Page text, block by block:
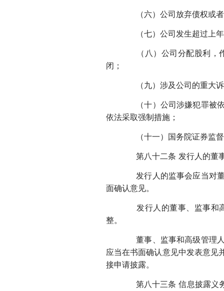
（六）公司放弃债权或者
（七）公司发生超过上年
（八）公司分配股利，作
闭；
（九）涉及公司的重大诉
（十）公司涉嫌犯罪被依
依法采取强制措施；
（十一）国务院证券监督
第八十二条 发行人的董事
发行人的监事会应当对董
面确认意见。
发行人的董事、监事和高
整。
董事、监事和高级管理人
应当在书面确认意见中发表意见
接申请披露。
第八十三条 信息披露义务